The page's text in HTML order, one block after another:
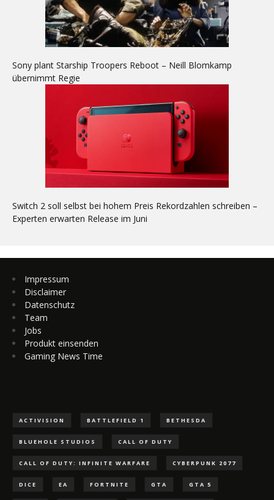
Sony plant Starship Troopers Reboot – Neill Blomkamp
übernimmt Regie
Switch 2 soll selbst bei hohem Preis Rekordzahlen schreiben –
Experten erwarten Release im Juni
Impressum
Disclaimer
Datenschutz
Team
Jobs
Produkt einsenden
Gaming News Time
ACTIVISION BATTLEFIELD 1 BETHESDA
BLUEHOLE STUDIOS CALL OF DUTY
CALL OF DUTY: INFINITE WARFARE CYBERPUNK 2077
DICE EA FORTNITE GTA GTA 5